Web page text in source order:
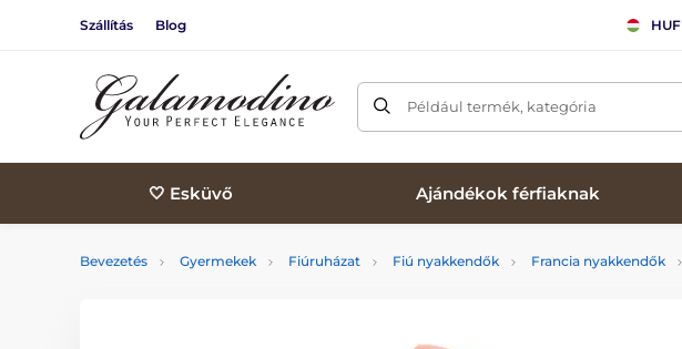
Szállítás Blog HUF
Például termék, kategória
🤍 Esküvő Ajándékok férfiaknak
Bevezetés Gyermekek Fiúruházat Fiú nyakkendők Francia nyakkendők